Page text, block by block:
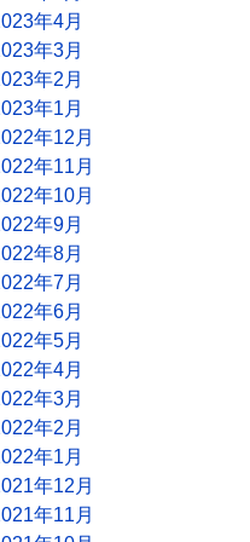
年4月
年3月
年2月
年1月
年12月
年11月
年10月
年9月
年8月
年7月
年6月
年5月
年4月
年3月
年2月
年1月
年12月
年11月